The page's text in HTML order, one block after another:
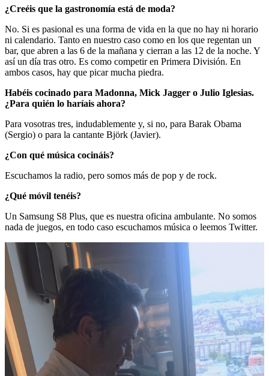
¿Creéis que la gastronomía está de moda?
No. Si es pasional es una forma de vida en la que no hay ni horario
ni calendario. Tanto en nuestro caso como en los que regentan un
bar, que abren a las 6 de la mañana y cierran a las 12 de la noche. Y
así un día tras otro. Es como competir en Primera División. En
ambos casos, hay que picar mucha piedra.
Habéis cocinado para Madonna, Mick Jagger o Julio Iglesias.
¿Para quién lo haríais ahora?
Para vosotras tres, indudablemente y, si no, para Barak Obama
(Sergio) o para la cantante Björk (Javier).
¿Con qué música cocináis?
Escuchamos la radio, pero somos más de pop y de rock.
¿Qué móvil tenéis?
Un Samsung S8 Plus, que es nuestra oficina ambulante. No somos
nada de juegos, en todo caso escuchamos música o leemos Twitter.